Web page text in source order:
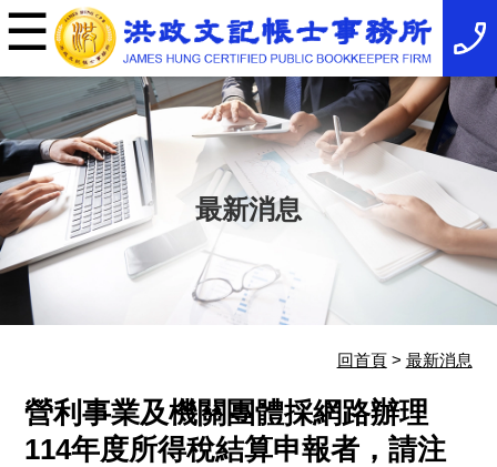
☰
×
務
所
簡
介
最
新
消
息
稅
務
法
服
最新消息
回首頁> 最新消息
營利事業及機關團體採網路辦理
114年度所得稅結算申報者，請注